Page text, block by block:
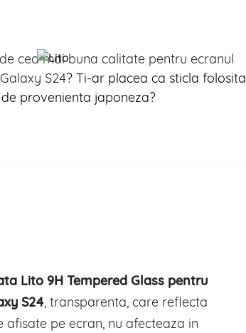
cea mai buna calitate pentru ecranul
S24? Ti-ar placea ca sticla folosita
provenienta japoneza?
Lito 9H Tempered Glass pentru
S24, transparenta, care reflecta
afisate pe ecran, nu afecteaza in